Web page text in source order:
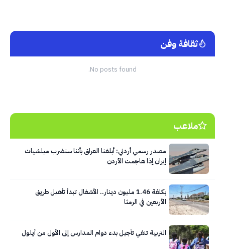
ثقافة وفن
No posts found.
ملاعب
مصدر رسمي أردني: أبلغنا العراق بأننا سنضرب ميلشيات
إيران إذا هاجمت الأردن
بكلفة 1.46 مليون دينار.. الأشغال تبدأ تأهيل طريق
الأربعين في الرمثا
التربية تنفي تأجيل بدء دوام المدارس إلى الأول من أيلول